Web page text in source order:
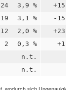
24 3,9 % +15
19 3,1 % -15
12 2,0 % +23
2 0,3 % +1
n.t.
n.t.